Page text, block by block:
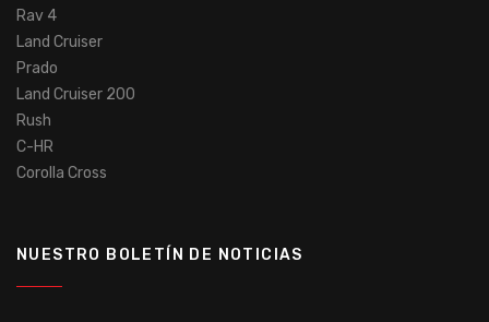
Rav 4
Land Cruiser
Prado
Land Cruiser 200
Rush
C-HR
Corolla Cross
NUESTRO BOLETÍN DE NOTICIAS